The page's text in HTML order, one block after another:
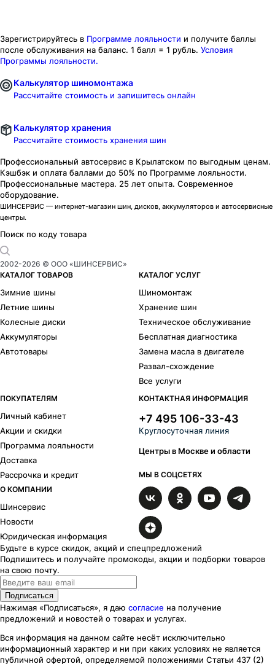
Зарегистрируйтесь в Программе лояльности и получите баллы
после обслуживания на баланс. 1 балл = 1 рубль. Условия
Программы лояльности.
Калькулятор шиномонтажа
Рассчитайте стоимость и запишитесь онлайн
Калькулятор хранения
Рассчитайте стоимость хранения шин
Профессиональный автосервис в Крылатском по выгодным ценам.
Кэшбэк и оплата баллами до 50% по Программе лояльности.
Профессиональные мастера. 25 лет опыта. Современное
оборудование.
ШИНСЕРВИС — интернет-магазин шин, дисков, аккумуляторов и автосервисные
центры.
Поиск по коду товара
2002-2026 © ООО «ШИНСЕРВИС»
КАТАЛОГ ТОВАРОВ
Зимние шины
Летние шины
Колесные диски
Аккумуляторы
Автотовары
КАТАЛОГ УСЛУГ
Шиномонтаж
Хранение шин
Техническое обслуживание
Бесплатная диагностика
Замена масла в двигателе
Развал-схождение
Все услуги
ПОКУПАТЕЛЯМ
Личный кабинет
Акции и скидки
Программа лояльности
Доставка
Рассрочка и кредит
О КОМПАНИИ
Шинсервис
Новости
Юридическая информация
КОНТАКТНАЯ ИНФОРМАЦИЯ
+7 495 106-33-43
Круглосуточная линия
Центры в Москве и области
МЫ В СОЦСЕТЯХ
Будьте в курсе скидок, акций и спецпредложений
Подпишитесь и получайте промокоды, акции и подборки товаров
на свою почту.
Подписаться
Нажимая «Подписаться», я даю согласие на получение
предложений и новостей о товарах и услугах.
Вся информация на данном сайте несёт исключительно
информационный характер и ни при каких условиях не является
публичной офертой, определяемой положениями Статьи 437 (2)